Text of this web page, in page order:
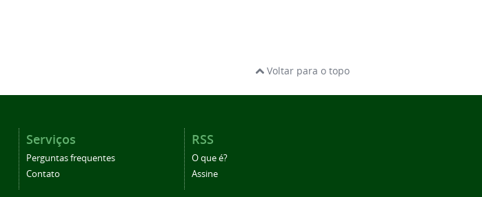
Voltar para o topo
Serviços
Perguntas frequentes
Contato
RSS
O que é?
Assine